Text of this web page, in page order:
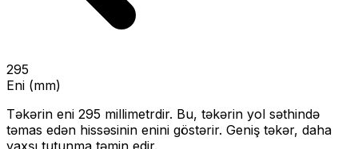
295
Eni (mm)
Təkərin eni 295 millimetrdir. Bu, təkərin yol səthində
təmas edən hissəsinin enini göstərir. Geniş təkər, daha